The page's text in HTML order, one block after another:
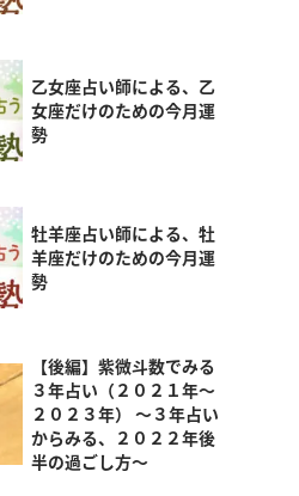
乙女座占い師による、乙
女座だけのための今月運
勢
牡羊座占い師による、牡
羊座だけのための今月運
勢
【後編】紫微斗数でみる
３年占い（２０２１年～
２０２３年） ～３年占い
からみる、２０２２年後
半の過ごし方～